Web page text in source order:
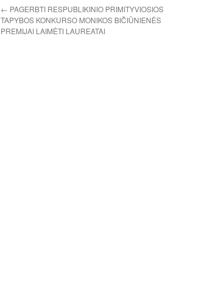
← PAGERBTI RESPUBLIKINIO PRIMITYVIOSIOS
TAPYBOS KONKURSO MONIKOS BIČIŪNIENĖS
PREMIJAI LAIMĖTI LAUREATAI